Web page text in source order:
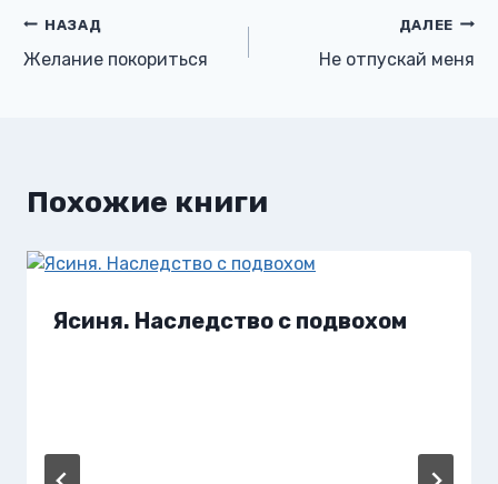
Навигация
по
НАЗАД
Желание покориться
ДАЛЕЕ
Не отпускай меня
Похожие книги
Ясиня. Наследство с подвохом